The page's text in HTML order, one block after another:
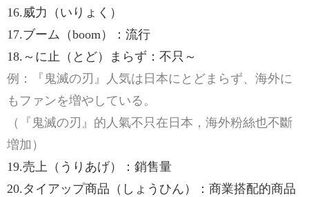
16.威力（いりょく）
17.ブーム（boom）：流行
18.～に止（とど）まらず：不只～
例：『鬼滅の刃』人気は日本にとどまらず、海外に
もファンを増やしている。
（『鬼滅の刃』的人氣不只在日本，海外粉絲也不斷
増加）
19.売上（うりあげ）：銷售量
20.タイアップ商品（しょうひん）：商業搭配的商品